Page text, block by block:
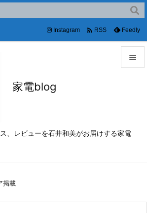
家電blog
、レビューを石井和美がお届けする家電


前へ
次へ
Instagram  RSS Feedly
掲載